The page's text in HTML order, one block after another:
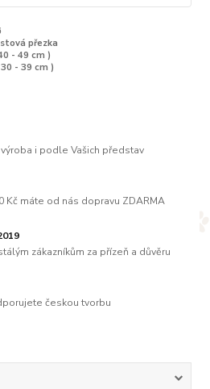
přezka
- 49 cm )
- 39 cm )
i podle Vašich představ
Kč máte od nás dopravu ZDARMA
zákazníkům za přízeň a důvěru
českou tvorbu